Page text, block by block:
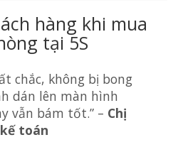
hàng khi mua
tại 5S
chắc, không bị bong
dán lên màn hình
vẫn bám tốt.” – Chị
toán